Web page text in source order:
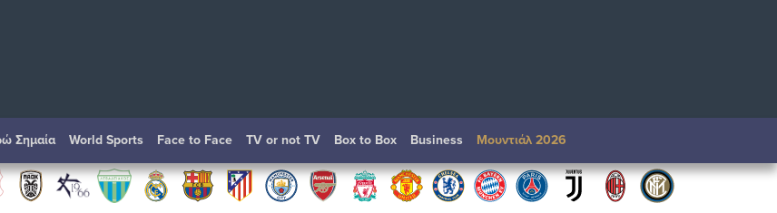
Σημαία World Sports Face to Face TV or not TV Box to Box Βusiness Μουντιάλ 2026